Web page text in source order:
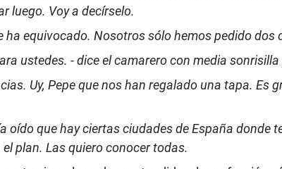
luego. Voy a decírselo.
ha equivocado. Nosotros sólo hemos pedido dos
ustedes. - dice el camarero con media sonrisilla
Uy, Pepe que nos han regalado una tapa. Es
oído que hay ciertas ciudades de España donde
plan. Las quiero conocer todas.